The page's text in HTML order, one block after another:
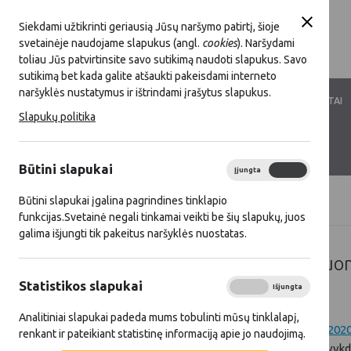
Siekdami užtikrinti geriausią Jūsų naršymo patirtį, šioje
svetainėje naudojame slapukus (angl. cookies). Naršydami
toliau Jūs patvirtinsite savo sutikimą naudoti slapukus. Savo
sutikimą bet kada galite atšaukti pakeisdami interneto
naršyklės nustatymus ir ištrindami įrašytus slapukus.
Slapukų politika
Būtini slapukai Įjungta
Būtini slapukai įgalina pagrindines tinklapio
funkcijas.Svetainė negali tinkamai veikti be šių slapukų, juos
galima išjungti tik pakeitus naršyklės nuostatas.
Statistikos slapukai Išjungta
Analitiniai slapukai padeda mums tobulinti mūsų tinklalapį,
renkant ir pateikiant statistinę informaciją apie jo naudojimą.
LKT VEIKLA LKT NARYSTĖ DOKUMENTAI
Titulinis Gerieji KPP ir SP projektai
Gerųjų projektų pavyzdžių
VadovaujantisLietuvos kaimo plėtros 2014-
vystyti“ įgyvendinimo taisyklėmis
, projektų